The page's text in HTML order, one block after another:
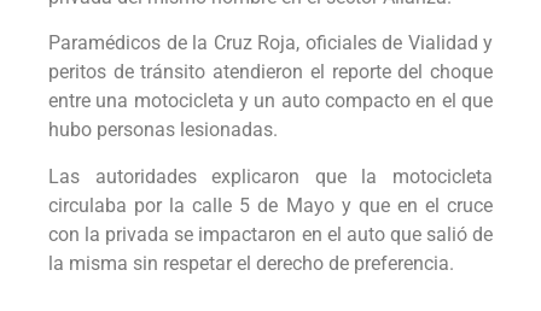
Paramédicos de la Cruz Roja, oficiales de Vialidad y
peritos de tránsito atendieron el reporte del choque
entre una motocicleta y un auto compacto en el que
hubo personas lesionadas.
Las autoridades explicaron que la motocicleta
circulaba por la calle 5 de Mayo y que en el cruce
con la privada se impactaron en el auto que salió de
la misma sin respetar el derecho de preferencia.